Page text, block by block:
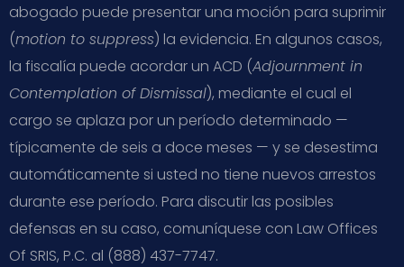
abogado puede presentar una moción para suprimir
(motion to suppress) la evidencia. En algunos casos,
la fiscalía puede acordar un ACD (Adjournment in
Contemplation of Dismissal), mediante el cual el
cargo se aplaza por un período determinado —
típicamente de seis a doce meses — y se desestima
automáticamente si usted no tiene nuevos arrestos
durante ese período. Para discutir las posibles
defensas en su caso, comuníquese con Law Offices
Of SRIS, P.C. al (888) 437-7747.